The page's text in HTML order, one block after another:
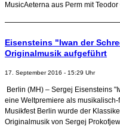
MusicAeterna aus Perm mit
Eisensteins "Iwan der
Originalmusik aufgeführt
17. September 2016 - 15:29 Uhr
Berlin (MH) – Sergej Eisensteins
eine Weltpremiere als
Musikfest Berlin wurde der
Originalmusik von Sergej